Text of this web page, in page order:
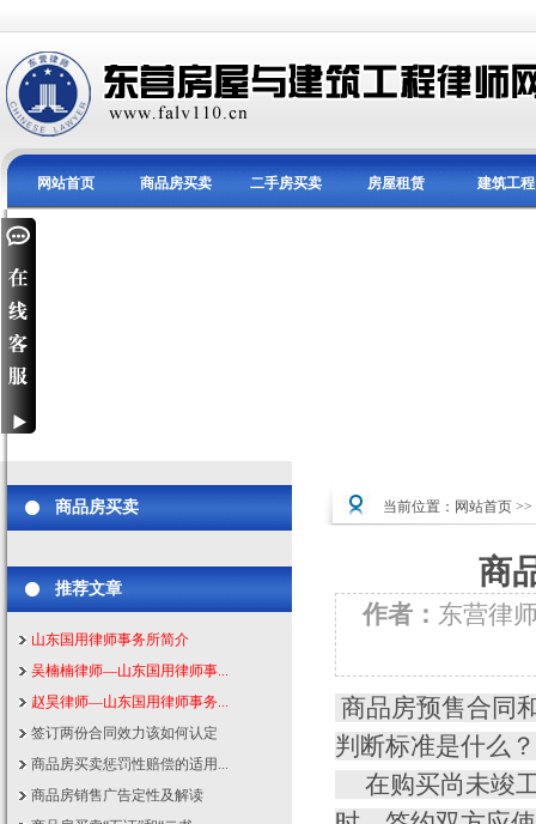
网站首页 商品房买卖 二手房买卖 房屋租赁 建筑工程
商品房买卖
推荐文章
山东国用律师事务所简介
吴楠楠律师—山东国用律师事...
赵昊律师—山东国用律师事务...
签订两份合同效力该如何认定
商品房买卖惩罚性赔偿的适用...
商品房销售广告定性及解读
当前位置： 网站首页 >>
商
作者： 东营
商品房预售合同
判断标准是什么？
在购买尚未竣